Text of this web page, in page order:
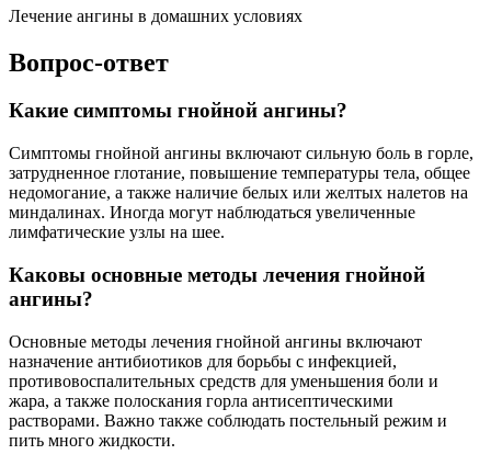
Лечение ангины в домашних условиях
Вопрос-ответ
Какие симптомы гнойной ангины?
Симптомы гнойной ангины включают сильную боль в горле,
затрудненное глотание, повышение температуры тела, общее
недомогание, а также наличие белых или желтых налетов на
миндалинах. Иногда могут наблюдаться увеличенные
лимфатические узлы на шее.
Каковы основные методы лечения гнойной
ангины?
Основные методы лечения гнойной ангины включают
назначение антибиотиков для борьбы с инфекцией,
противовоспалительных средств для уменьшения боли и
жара, а также полоскания горла антисептическими
растворами. Важно также соблюдать постельный режим и
пить много жидкости.